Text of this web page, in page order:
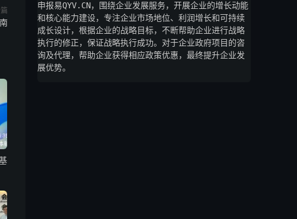
申报易QYV.CN，围绕企业发展服务，开展企业的增长动能
和核心能力建设，专注企业市场地位、利润增长和可持续
成长设计，根据企业的战略目标，不断帮助企业进行战略
执行的修正，保证战略执行成功。对于企业政府项目的咨
询及代理，帮助企业获得相应政策优惠，最终提升企业发
展优势。